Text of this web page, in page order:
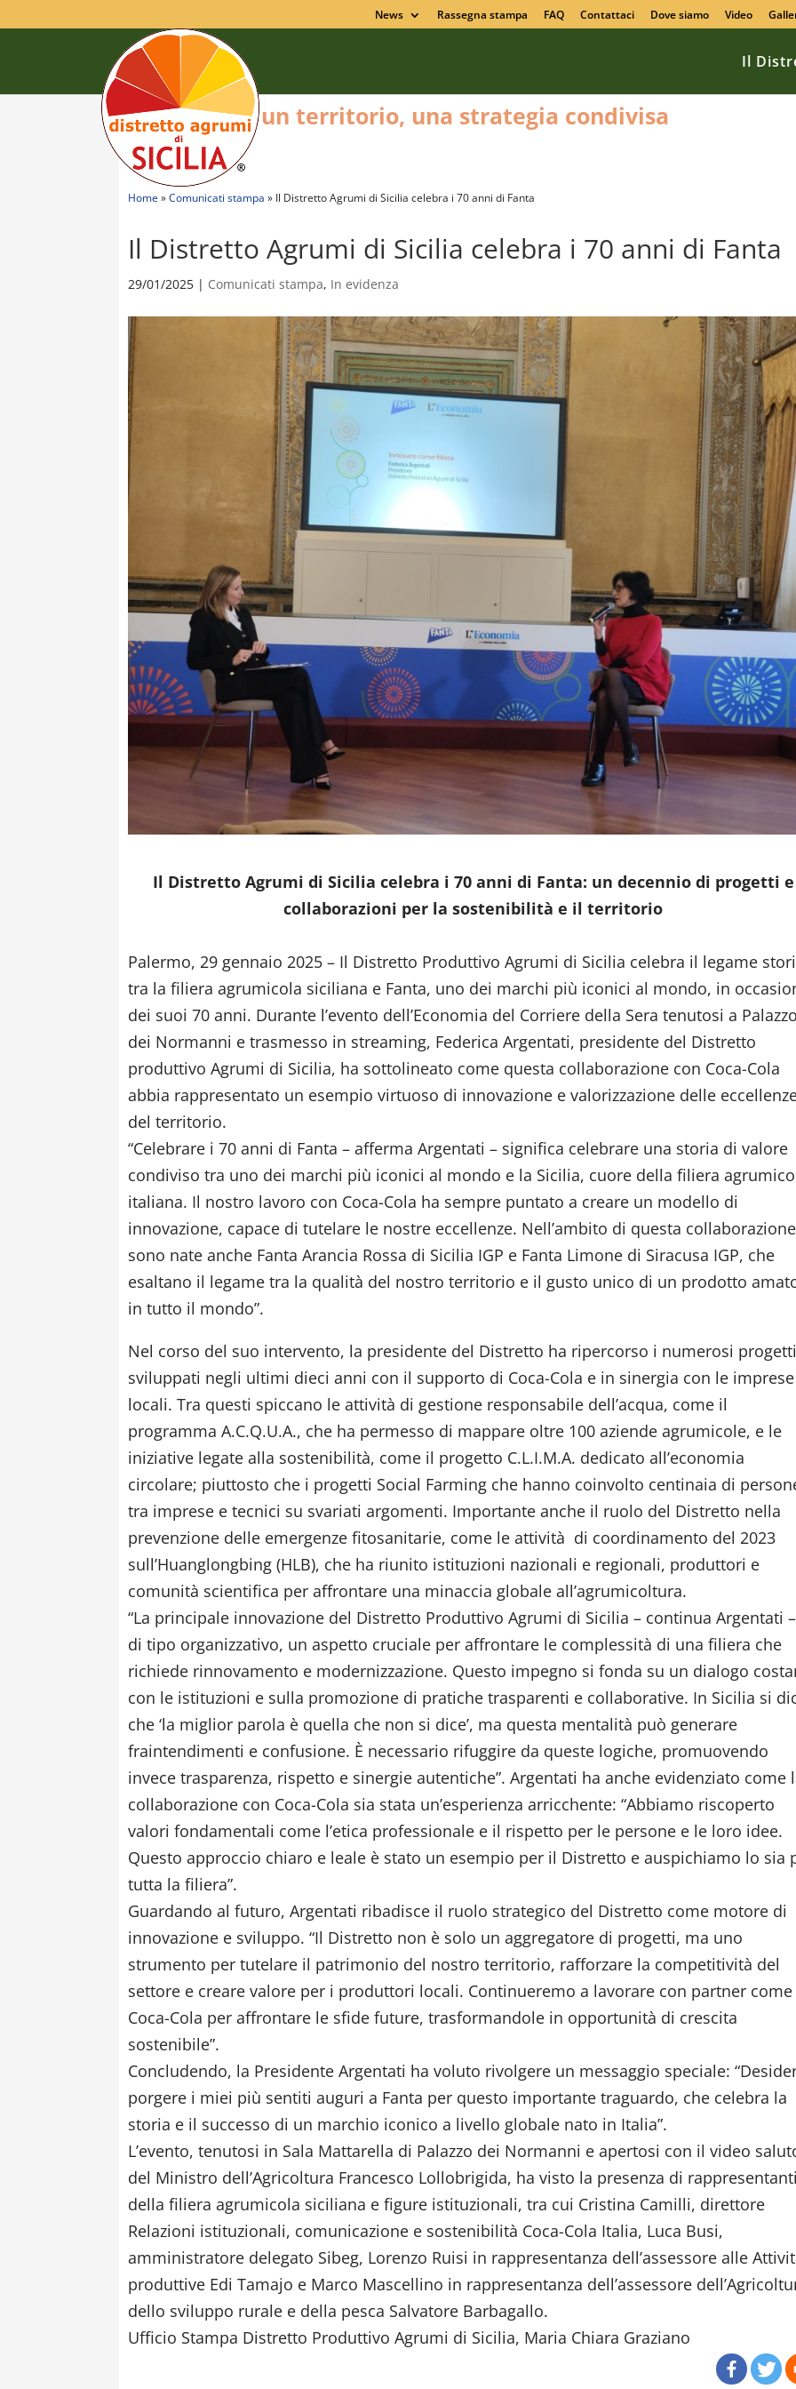
News Rassegna stampa FAQ Contattaci Dove siamo Video
Il
Home »Comunicati stampa » Il Distretto Agrumi di Sicilia celebra i 70 anni di Fanta
Il Distretto Agrumi di Sicilia celebra i 70 anni di Fanta
29/01/2025 | Comunicati stampa, In evidenza
Il Distretto Agrumi di Sicilia celebra i 70 anni di Fanta: un decennio di progetti e
collaborazioni per la sostenibilità e il territorio
Palermo, 29 gennaio 2025 – Il Distretto Produttivo Agrumi di Sicilia celebra il legame
tra la filiera agrumicola siciliana e Fanta, uno dei marchi più iconici al mondo, in
dei suoi 70 anni. Durante l’evento dell’Economia del Corriere della Sera tenutosi a Palazzo
dei Normanni e trasmesso in streaming, Federica Argentati, presidente del Distretto
produttivo Agrumi di Sicilia, ha sottolineato come questa collaborazione con Coca-Cola
abbia rappresentato un esempio virtuoso di innovazione e valorizzazione delle
del territorio.
“Celebrare i 70 anni di Fanta – afferma Argentati – significa celebrare una storia di valore
condiviso tra uno dei marchi più iconici al mondo e la Sicilia, cuore della filiera
italiana. Il nostro lavoro con Coca-Cola ha sempre puntato a creare un modello di
innovazione, capace di tutelare le nostre eccellenze. Nell’ambito di questa
sono nate anche Fanta Arancia Rossa di Sicilia IGP e Fanta Limone di Siracusa IGP, che
esaltano il legame tra la qualità del nostro territorio e il gusto unico di un prodotto
in tutto il mondo”.
Nel corso del suo intervento, la presidente del Distretto ha ripercorso i numerosi progetti
sviluppati negli ultimi dieci anni con il supporto di Coca-Cola e in sinergia con le imprese
locali. Tra questi spiccano le attività di gestione responsabile dell’acqua, come il
programma A.C.Q.U.A., che ha permesso di mappare oltre 100 aziende agrumicole, e le
iniziative legate alla sostenibilità, come il progetto C.L.I.M.A. dedicato all’economia
circolare; piuttosto che i progetti Social Farming che hanno coinvolto centinaia di
tra imprese e tecnici su svariati argomenti. Importante anche il ruolo del Distretto nella
prevenzione delle emergenze fitosanitarie, come le attività di coordinamento del 2023
sull’Huanglongbing (HLB), che ha riunito istituzioni nazionali e regionali, produttori e
comunità scientifica per affrontare una minaccia globale all’agrumicoltura.
“La principale innovazione del Distretto Produttivo Agrumi di Sicilia – continua Argentati
di tipo organizzativo, un aspetto cruciale per affrontare le complessità di una filiera che
richiede rinnovamento e modernizzazione. Questo impegno si fonda su un dialogo
con le istituzioni e sulla promozione di pratiche trasparenti e collaborative. In Sicilia si
che ‘la miglior parola è quella che non si dice’, ma questa mentalità può generare
fraintendimenti e confusione. È necessario rifuggire da queste logiche, promuovendo
invece trasparenza, rispetto e sinergie autentiche”. Argentati ha anche evidenziato come
collaborazione con Coca-Cola sia stata un’esperienza arricchente: “Abbiamo riscoperto
valori fondamentali come l’etica professionale e il rispetto per le persone e le loro idee.
Questo approccio chiaro e leale è stato un esempio per il Distretto e auspichiamo lo sia
tutta la filiera”.
Guardando al futuro, Argentati ribadisce il ruolo strategico del Distretto come motore di
innovazione e sviluppo. “Il Distretto non è solo un aggregatore di progetti, ma uno
strumento per tutelare il patrimonio del nostro territorio, rafforzare la competitività del
settore e creare valore per i produttori locali. Continueremo a lavorare con partner come
Coca-Cola per affrontare le sfide future, trasformandole in opportunità di crescita
sostenibile”.
Concludendo, la Presidente Argentati ha voluto rivolgere un messaggio speciale:
porgere i miei più sentiti auguri a Fanta per questo importante traguardo, che celebra la
storia e il successo di un marchio iconico a livello globale nato in Italia”.
L’evento, tenutosi in Sala Mattarella di Palazzo dei Normanni e apertosi con il video
del Ministro dell’Agricoltura Francesco Lollobrigida, ha visto la presenza di rappresentanti
della filiera agrumicola siciliana e figure istituzionali, tra cui Cristina Camilli, direttore
Relazioni istituzionali, comunicazione e sostenibilità Coca-Cola Italia, Luca Busi,
amministratore delegato Sibeg, Lorenzo Ruisi in rappresentanza dell’assessore alle
produttive Edi Tamajo e Marco Mascellino in rappresentanza dell’assessore
dello sviluppo rurale e della pesca Salvatore Barbagallo.
Ufficio Stampa Distretto Produttivo Agrumi di Sicilia, Maria Chiara Graziano
un territorio, una strategia condivisa